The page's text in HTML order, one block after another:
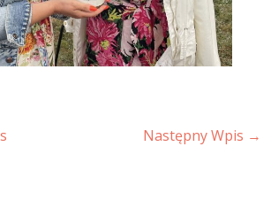
Następny Wpis →